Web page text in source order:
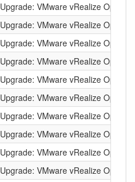
Upgrade: VMware vRealize
Upgrade: VMware vRealize
Upgrade: VMware vRealize
Upgrade: VMware vRealize
Upgrade: VMware vRealize
Upgrade: VMware vRealize
Upgrade: VMware vRealize
Upgrade: VMware vRealize
Upgrade: VMware vRealize
Upgrade: VMware vRealize